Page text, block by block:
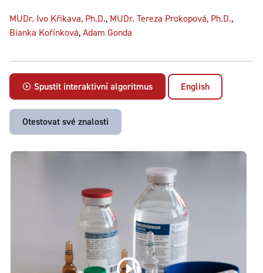
MUDr. Ivo Křikava, Ph.D., MUDr. Tereza Prokopová, Ph.D.,
Bianka Kořínková,Adam Gonda
Spustit interaktivní algoritmus English
Otestovat své znalosti